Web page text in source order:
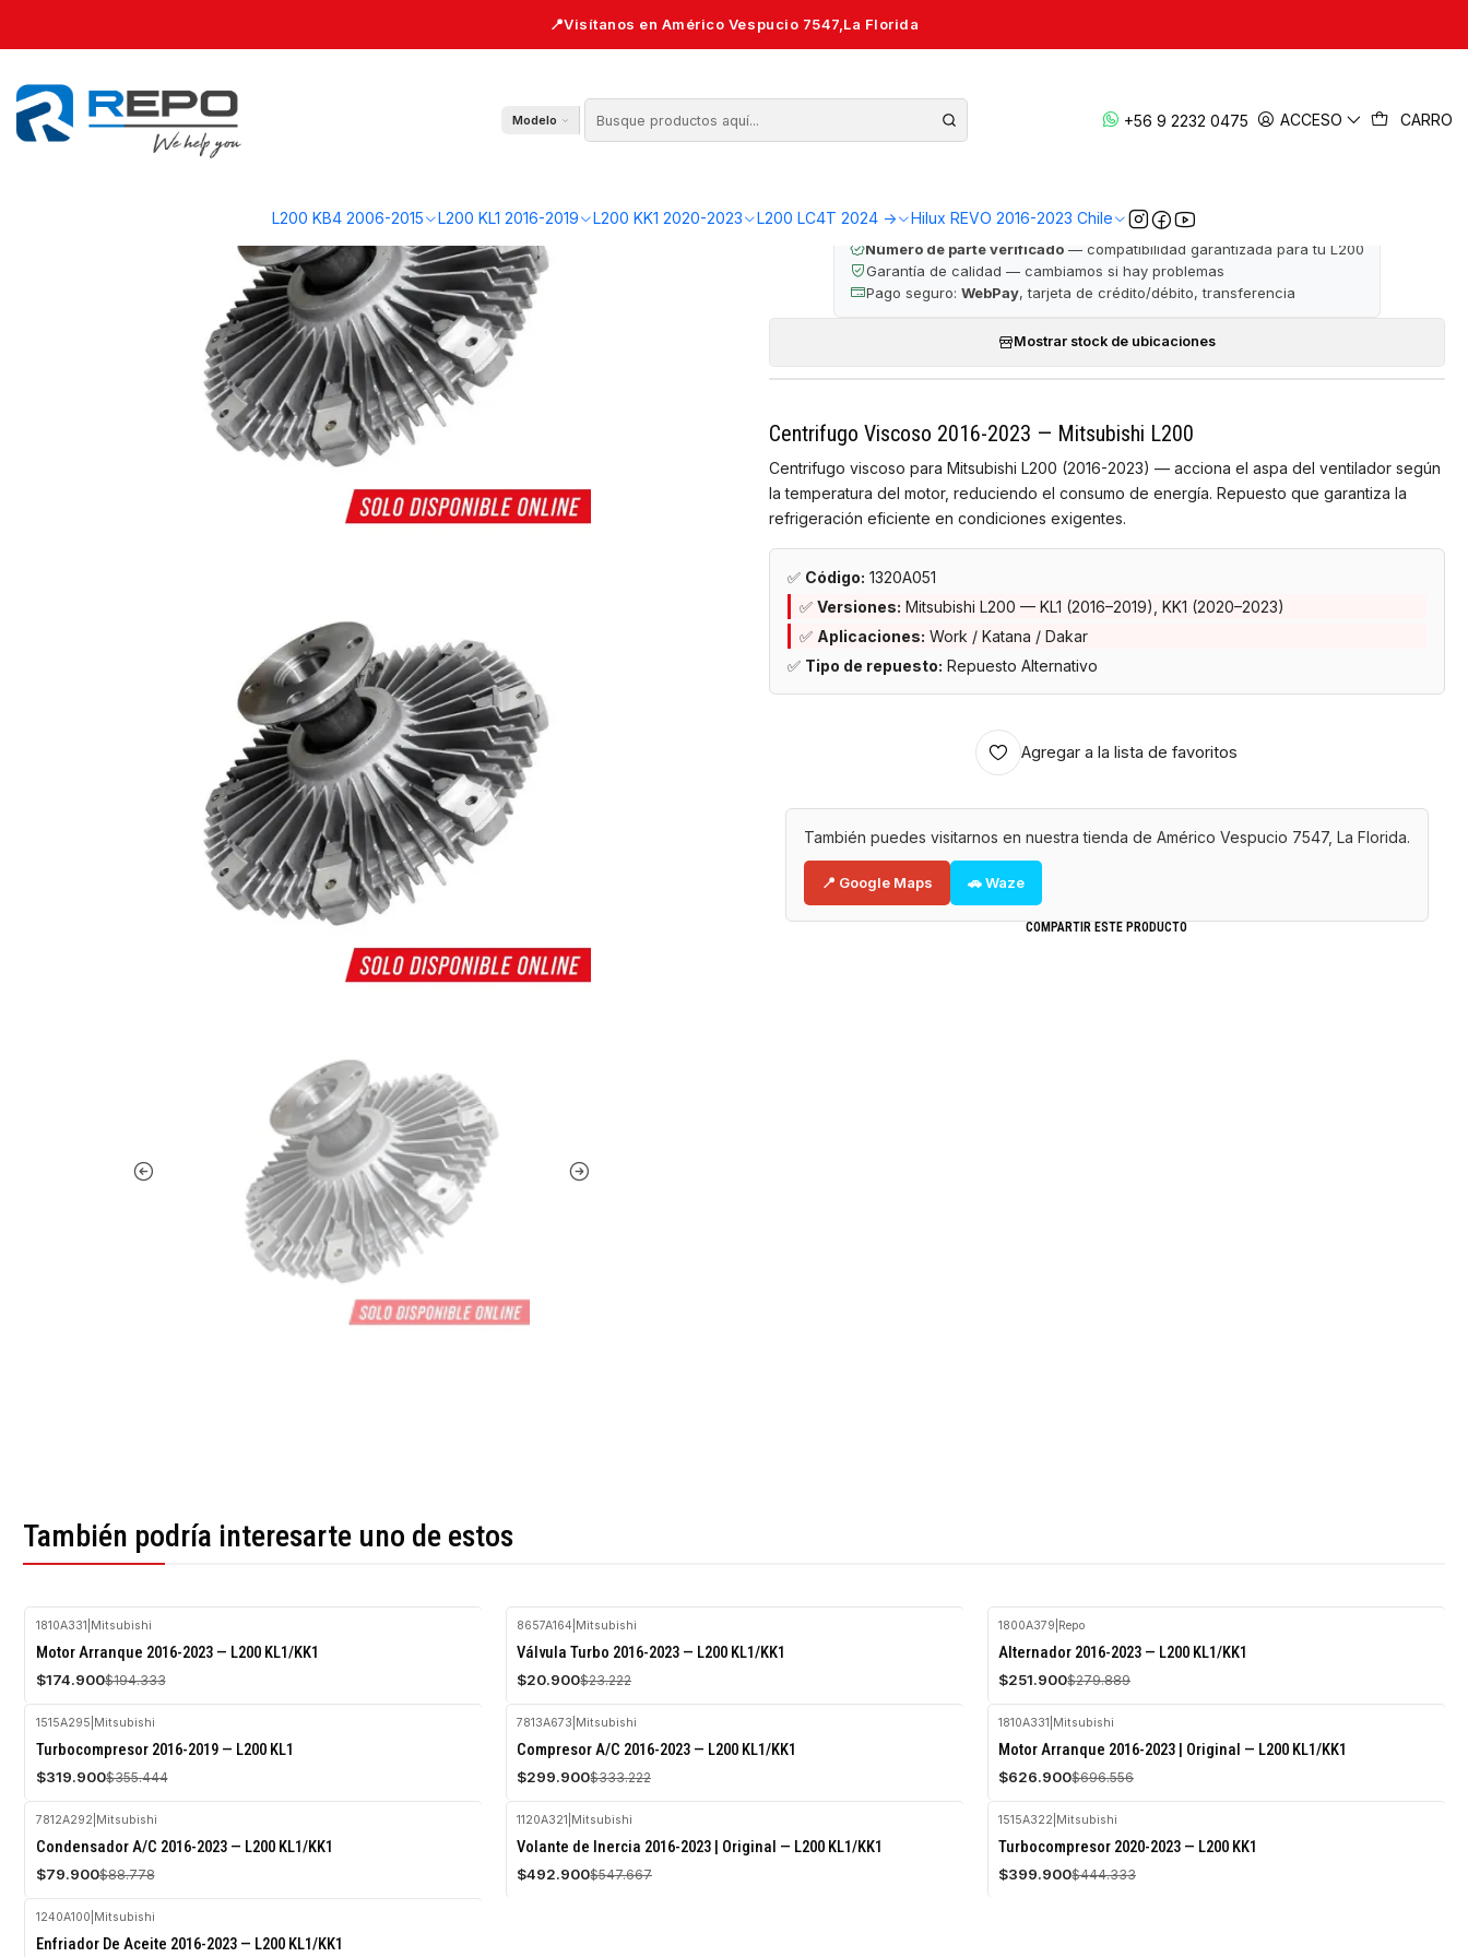
Modelo +56 9 2232 0475 ACCESO CARRO
L200 KB4 2006-2015 L200 KL1 2016-2019 L200 KK1 2020-2023 L200 LC4T 2024 -> Hilux REVO 2016-2023 Chile
Centrifugo Viscoso 2016-2023 — L200 KL1/KK1
Centrifugo Viscoso 2016-2023 — L200 KL1/KK1
Número de parte verificado— compatibilidad garantizada para tu L200
Garantía de calidad — cambiamos si hay problemas
Pago seguro: WebPay, tarjeta de crédito/débito, transferencia
Mostrar stock de ubicaciones
Centrifugo Viscoso 2016-2023 — Mitsubishi L200
Centrifugo viscoso para Mitsubishi L200 (2016-2023) — acciona el aspa del ventilador según
la temperatura del motor, reduciendo el consumo de energía. Repuesto que garantiza la
refrigeración eficiente en condiciones exigentes.
✅ Código: 1320A051
✅ Versiones: Mitsubishi L200 — KL1 (2016–2019), KK1 (2020–2023)
✅ Aplicaciones: Work / Katana / Dakar
✅ Tipo de repuesto: Repuesto Alternativo
Agregar a la lista de favoritos
También puedes visitarnos en nuestra tienda de Américo Vespucio 7547, La Florida.
📍 Google Maps 🚗 Waze
COMPARTIR ESTE PRODUCTO
También podría interesarte uno de estos
-10%
OFF
Agotado
1810A331 Mitsubishi
Motor Arranque 2016-2023 — L200 KL1/KK1
$174.900$194.333
-10%
OFF
Agotado
8657A164 Mitsubishi
Válvula Turbo 2016-2023 — L200 KL1/KK1
$20.900$23.222
-10%
OFF
Agotado
1800A379 Repo
Alternador 2016-2023 — L200 KL1/KK1
$251.900$279.889
-10%
OFF
1515A295 Mitsubishi
Turbocompresor 2016-2019 — L200 KL1
$319.900$355.444
-10%
OFF
Agotado
7813A673 Mitsubishi
Compresor A/C 2016-2023 — L200 KL1/KK1
$299.900$333.222
-10%
OFF
1810A331 Mitsubishi
Motor Arranque 2016-2023 | Original — L200 KL1/KK1
$626.900$696.556
-10%
OFF
7812A292 Mitsubishi
Condensador A/C 2016-2023 — L200 KL1/KK1
$79.900$88.778
-10%
OFF
1120A321 Mitsubishi
Volante de Inercia 2016-2023 | Original — L200 KL1/KK1
$492.900$547.667
-10%
OFF
Agotado
1515A322 Mitsubishi
Turbocompresor 2020-2023 — L200 KK1
$399.900$444.333
-10%
OFF
1240A100 Mitsubishi
Enfriador De Aceite 2016-2023 — L200 KL1/KK1